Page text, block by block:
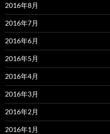
2016年8月
2016年7月
2016年6月
2016年5月
2016年4月
2016年3月
2016年2月
2016年1月